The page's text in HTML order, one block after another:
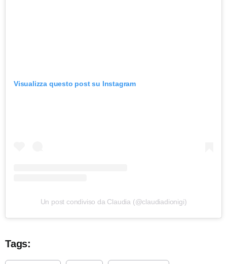
Visualizza questo post su Instagram
Un post condiviso da Claudia (@claudiadionigi)
Tags: